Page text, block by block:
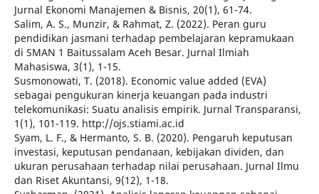
Jurnal Ekonomi Manajemen & Bisnis, 20(1), 61-74.
Salim, A. S., Munzir, & Rahmat, Z. (2022). Peran guru
pendidikan jasmani terhadap pembelajaran kepramukaan
di SMAN 1 Baitussalam Aceh Besar. Jurnal Ilmiah
Mahasiswa, 3(1), 1-15.
Susmonowati, T. (2018). Economic value added (EVA)
sebagai pengukuran kinerja keuangan pada industri
telekomunikasi: Suatu analisis empirik. Jurnal Transparansi,
1(1), 101-119. http://ojs.stiami.ac.id
Syam, L. F., & Hermanto, S. B. (2020). Pengaruh keputusan
investasi, keputusan pendanaan, kebijakan dividen, dan
ukuran perusahaan terhadap nilai perusahaan. Jurnal Ilmu
dan Riset Akuntansi, 9(12), 1-18.